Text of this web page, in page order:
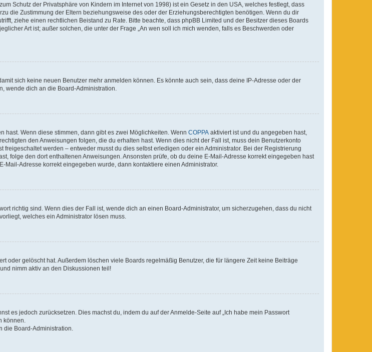
Schutz der Privatsphäre von Kindern im Internet von 1998) ist ein Gesetz in den USA, welches festlegt, dass
die Zustimmung der Eltern beziehungsweise des oder der Erziehungsberechtigten benötigen. Wenn du dir
ziehe einen rechtlichen Beistand zu Rate. Bitte beachte, dass phpBB Limited und der Besitzer dieses Boards
Art ist; außer solchen, die unter der Frage „An wen soll ich mich wenden, falls es Beschwerden oder
sich keine neuen Benutzer mehr anmelden können. Es könnte auch sein, dass deine IP-Adresse oder der
wende dich an die Board-Administration.
Wenn diese stimmen, dann gibt es zwei Möglichkeiten. Wenn COPPA aktiviert ist und du angegeben hast,
den Anweisungen folgen, die du erhalten hast. Wenn dies nicht der Fall ist, muss dein Benutzerkonto
werden – entweder musst du dies selbst erledigen oder ein Administrator. Bei der Registrierung
folge den dort enthaltenen Anweisungen. Ansonsten prüfe, ob du deine E-Mail-Adresse korrekt eingegeben hast
Adresse korrekt eingegeben wurde, dann kontaktiere einen Administrator.
richtig sind. Wenn dies der Fall ist, wende dich an einen Board-Administrator, um sicherzugehen, dass du nicht
welches ein Administrator lösen muss.
oder gelöscht hat. Außerdem löschen viele Boards regelmäßig Benutzer, die für längere Zeit keine Beiträge
nimm aktiv an den Diskussionen teil!
es jedoch zurücksetzen. Dies machst du, indem du auf der Anmelde-Seite auf „Ich habe mein Passwort
können.
die Board-Administration.